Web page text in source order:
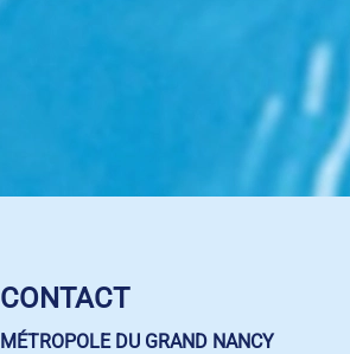
CONTACT
MÉTROPOLE DU GRAND NANCY